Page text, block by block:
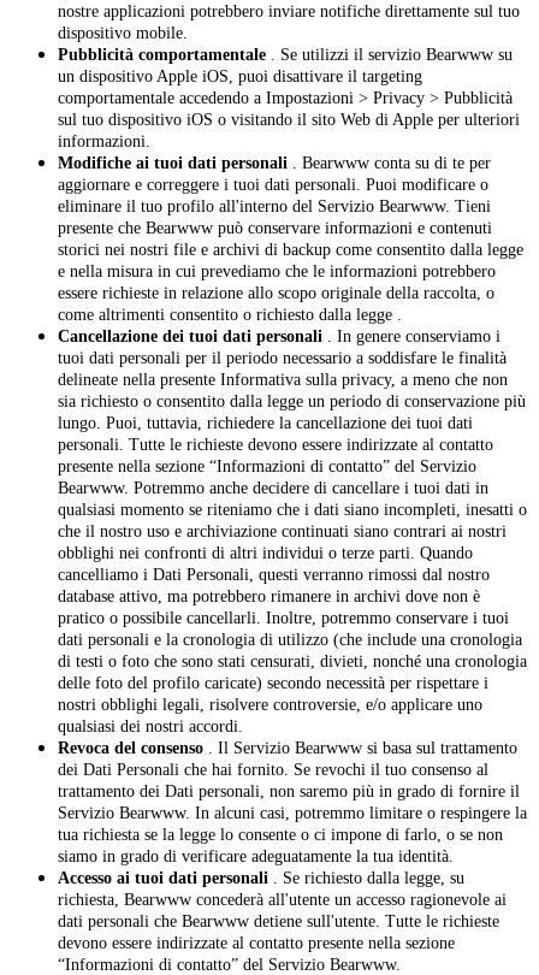
nostre applicazioni potrebbero inviare notifiche direttamente sul tuo
dispositivo mobile.
Pubblicità comportamentale . Se utilizzi il servizio Bearwww su
un dispositivo Apple iOS, puoi disattivare il targeting
comportamentale accedendo a Impostazioni > Privacy > Pubblicità
sul tuo dispositivo iOS o visitando il sito Web di Apple per ulteriori
informazioni.
Modifiche ai tuoi dati personali . Bearwww conta su di te per
aggiornare e correggere i tuoi dati personali. Puoi modificare o
eliminare il tuo profilo all'interno del Servizio Bearwww. Tieni
presente che Bearwww può conservare informazioni e contenuti
storici nei nostri file e archivi di backup come consentito dalla legge
e nella misura in cui prevediamo che le informazioni potrebbero
essere richieste in relazione allo scopo originale della raccolta, o
come altrimenti consentito o richiesto dalla legge .
Cancellazione dei tuoi dati personali . In genere conserviamo i
tuoi dati personali per il periodo necessario a soddisfare le finalità
delineate nella presente Informativa sulla privacy, a meno che non
sia richiesto o consentito dalla legge un periodo di conservazione più
lungo. Puoi, tuttavia, richiedere la cancellazione dei tuoi dati
personali. Tutte le richieste devono essere indirizzate al contatto
presente nella sezione “Informazioni di contatto” del Servizio
Bearwww. Potremmo anche decidere di cancellare i tuoi dati in
qualsiasi momento se riteniamo che i dati siano incompleti, inesatti o
che il nostro uso e archiviazione continuati siano contrari ai nostri
obblighi nei confronti di altri individui o terze parti. Quando
cancelliamo i Dati Personali, questi verranno rimossi dal nostro
database attivo, ma potrebbero rimanere in archivi dove non è
pratico o possibile cancellarli. Inoltre, potremmo conservare i tuoi
dati personali e la cronologia di utilizzo (che include una cronologia
di testi o foto che sono stati censurati, divieti, nonché una cronologia
delle foto del profilo caricate) secondo necessità per rispettare i
nostri obblighi legali, risolvere controversie, e/o applicare uno
qualsiasi dei nostri accordi.
Revoca del consenso . Il Servizio Bearwww si basa sul trattamento
dei Dati Personali che hai fornito. Se revochi il tuo consenso al
trattamento dei Dati personali, non saremo più in grado di fornire il
Servizio Bearwww. In alcuni casi, potremmo limitare o respingere la
tua richiesta se la legge lo consente o ci impone di farlo, o se non
siamo in grado di verificare adeguatamente la tua identità.
Accesso ai tuoi dati personali . Se richiesto dalla legge, su
richiesta, Bearwww concederà all'utente un accesso ragionevole ai
dati personali che Bearwww detiene sull'utente. Tutte le richieste
devono essere indirizzate al contatto presente nella sezione
“Informazioni di contatto” del Servizio Bearwww.